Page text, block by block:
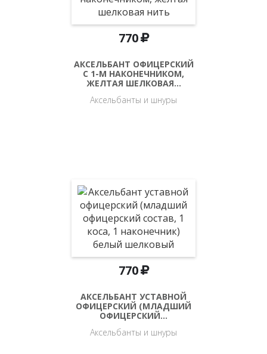
770
АКСЕЛЬБАНТ ОФИЦЕРСКИЙ
С 1-М НАКОНЕЧНИКОМ,
ЖЕЛТАЯ ШЕЛКОВАЯ…
Аксельбанты и шнуры
770
АКСЕЛЬБАНТ УСТАВНОЙ
ОФИЦЕРСКИЙ (МЛАДШИЙ
ОФИЦЕРСКИЙ…
Аксельбанты и шнуры